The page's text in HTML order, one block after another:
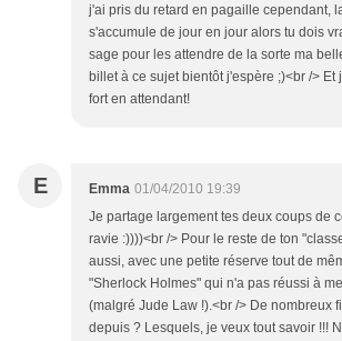
j'ai pris du retard en pagaille cependant,
s'accumule de jour en jour alors tu dois
sage pour les attendre de la sorte ma
billet à ce sujet bientôt j'espère ;)<br /> Et
fort en attendant!
E Emma 01/04/2010 19:39
Je partage largement tes deux coups de
ravie :))))<br /> Pour le reste de ton
aussi, avec une petite réserve tout de
"Sherlock Holmes" qui n'a pas réussi à
(malgré Jude Law !).<br /> De nombreux
depuis ? Lesquels, je veux tout savoir !!!